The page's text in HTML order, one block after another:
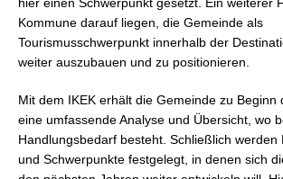
Kommune darauf liegen, die Gemeinde als
Tourismusschwerpunkt innerhalb der
weiter auszubauen und zu positionieren.
Mit dem IKEK erhält die Gemeinde zu Beginn
eine umfassende Analyse und Übersicht, wo
Handlungsbedarf besteht. Schließlich werden
und Schwerpunkte festgelegt, in denen sich